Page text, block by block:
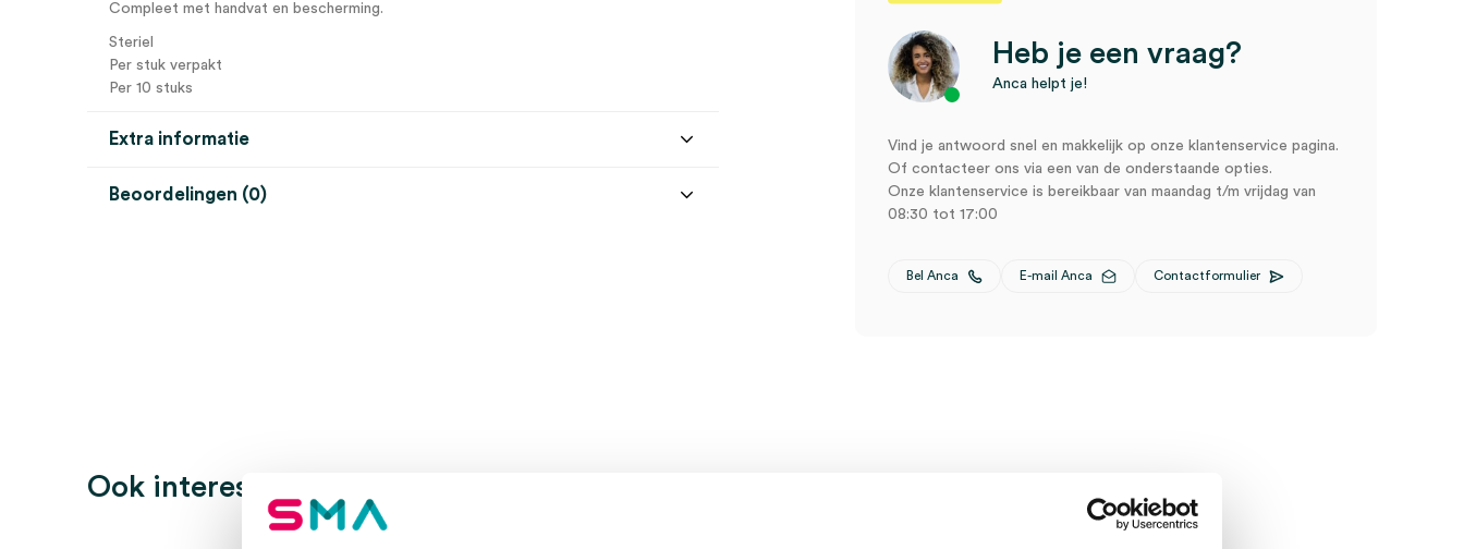
Compleet met handvat en bescherming.
Steriel
Per stuk verpakt
Per 10 stuks
Extra informatie
Beoordelingen (0)
Je moet
ingelogd zijn
Heb je een vraag?
Anca helpt je!
Vind je antwoord snel en makkelijk op onze klantenservice pagina.
Of contacteer ons via een van de onderstaande opties.
Onze klantenservice is bereikbaar van maandag t/m vrijdag van
08:30 tot 17:00
Bel Anca E-mail Anca Contactformulier
Ook interessant